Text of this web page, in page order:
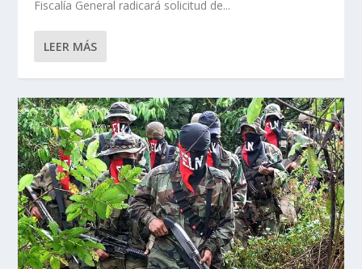
Fiscalía General radicará solicitud de...
LEER MÁS